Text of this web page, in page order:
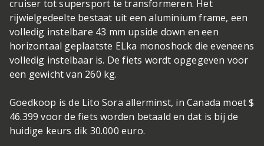
cruiser tot supersport te transformeren. Het
rijwielgedeelte bestaat uit een aluminium frame, een
volledig instelbare 43 mm upside down en een
horizontaal geplaatste ELka monoshock die eveneens
volledig instelbaar is. De fiets wordt opgegeven voor
een gewicht van 260 kg.
Goedkoop is de Lito Sora allerminst, in Canada moet $
46.399 voor de fiets worden betaald en dat is bij de
huidige keurs dik 30.000 euro.